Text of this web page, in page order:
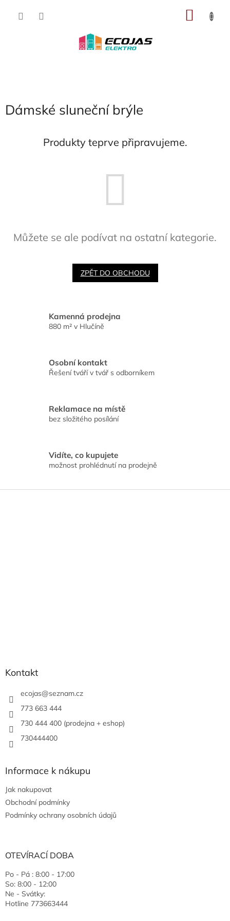
Dámské sluneční brýle
Produkty teprve připravujeme.
Můžete se ale podívat na ostatní kategorie.
ZPĚT DO OBCHODU
Kamenná prodejna
880 m² v Hlučíně
Osobní kontakt
Řešení tváří v tvář s odborníkem
Reklamace na místě
bez složitého posílání
Vidíte, co kupujete
možnost prohlédnutí na prodejně
Kontakt
ecojas@seznam.cz
773 663 444
730 444 400 (prodejna + eshop)
730444400
Informace k nákupu
Jak nakupovat
Obchodní podmínky
Podmínky ochrany osobních údajů
OTEVÍRACÍ DOBA
Po - Pá : 8:00 - 17:00
So: 8:00 - 12:00
Ne - Svátky:
Hotline 773663444